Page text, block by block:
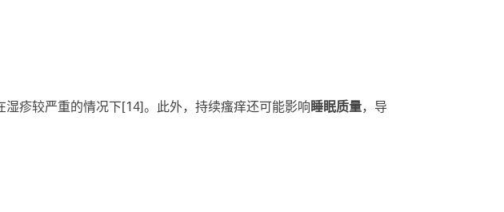
湿疹较严重的情况下[14]。此外，持续瘙痒还可能影响睡眠质量，导